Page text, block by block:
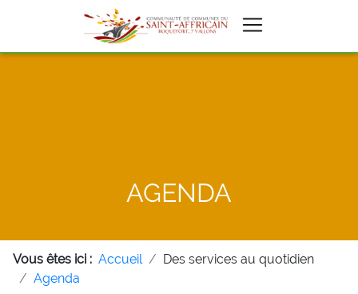
AGENDA
Vous êtes ici : Accueil
Des services au quotidien
Agenda